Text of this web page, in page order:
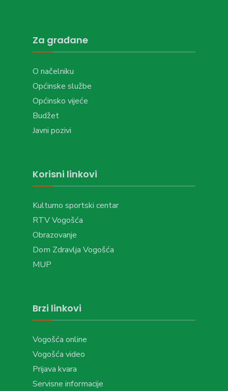
Za građane
O načelniku
Općinske službe
Općinsko vijeće
Budžet
Javni pozivi
Korisni linkovi
Kulturno sportski centar
RTV Vogošća
Obrazovanje
Dom Zdravlja Vogošća
MUP
Brzi linkovi
Vogošća online
Vogošća video
Prijava kvara
Servisne informacije